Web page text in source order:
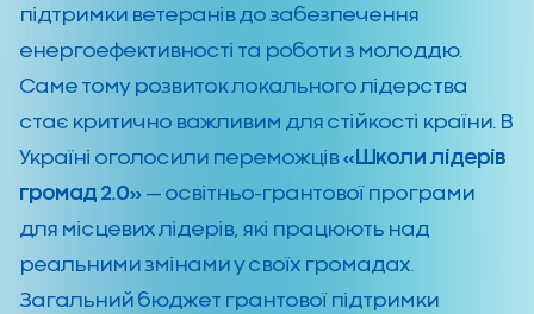
підтримки ветеранів до забезпечення
енергоефективності та роботи з молоддю.
Саме тому розвиток локального лідерства
стає критично важливим для стійкості країни. В
Україні оголосили переможців«Школи лідерів
громад 2.0»— освітньо-грантової програми
для місцевих лідерів, які працюють над
реальними змінами у своїх громадах.
Загальний бюджет грантової підтримки